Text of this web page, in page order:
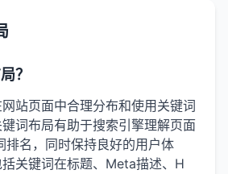
？
站页面中合理分布和使用关键词
词布局有助于搜索引擎理解页面
排名，同时保持良好的用户体
关键词在标题、Meta描述、H